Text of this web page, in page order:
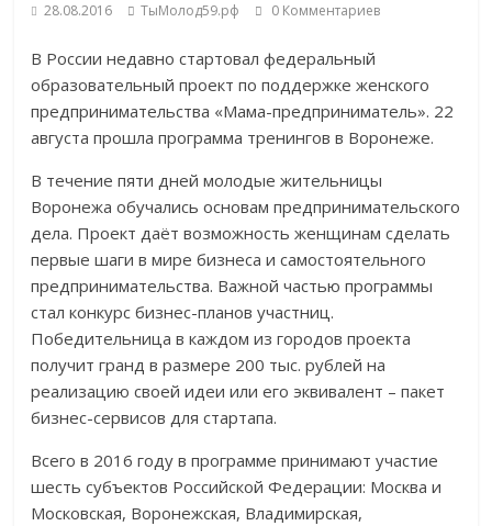
28.08.2016 ТыМолод59.рф 0 Комментариев
В России недавно стартовал федеральный
образовательный проект по поддержке женского
предпринимательства «Мама-предприниматель». 22
августа прошла программа тренингов в Воронеже.
В течение пяти дней молодые жительницы
Воронежа обучались основам предпринимательского
дела. Проект даёт возможность женщинам сделать
первые шаги в мире бизнеса и самостоятельного
предпринимательства. Важной частью программы
стал конкурс бизнес-планов участниц.
Победительница в каждом из городов проекта
получит гранд в размере 200 тыс. рублей на
реализацию своей идеи или его эквивалент – пакет
бизнес-сервисов для стартапа.
Всего в 2016 году в программе принимают участие
шесть субъектов Российской Федерации: Москва и
Московская, Воронежская, Владимирская,